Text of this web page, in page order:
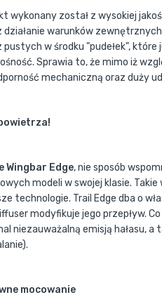
wykonany został z wysokiej
warunków
pustych w środku "pudełek",
Sprawia to, że mimo iż
mechaniczną oraz duży
Wingbar Edge, nie sposób
modeli w swojej klasie.
technologie. Trail Edge dba o
modyfikuje jego przepływ.
niezauważalną emisją hałasu,
mocowanie